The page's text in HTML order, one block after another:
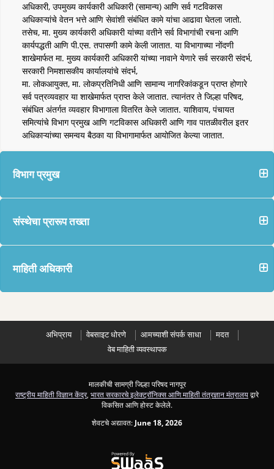
अधिकारी, उपमुख्य कार्यकारी अधिकारी (सामान्य) आणि सर्व गटविकास
अधिकाऱ्यांचे वेतन भत्ते आणि सेवांशी संबंधित कामे यांचा आढावा घेतला जातो.
तसेच, मा. मुख्य कार्यकारी अधिकारी यांच्या वतीने सर्व विभागांची रचना आणि
कार्यपद्धती आणि पी.एस. तपासणी कामे केली जातात. या विभागाच्या नोंदणी
शाखेमार्फत मा. मुख्य कार्यकारी अधिकारी यांच्या नावाने येणारे सर्व सरकारी संदर्भ,
सरकारी निमशासकीय कार्यालयांचे संदर्भ,
मा. लोकआयुक्त, मा. लोकप्रतिनिधी आणि सामान्य नागरिकांकडून प्राप्त होणारे
सर्व पत्रव्यवहार या शाखेमार्फत प्राप्त केले जातात. त्यानंतर ते जिल्हा परिषद,
संबंधित अंतर्गत व्यवहार विभागाला वितरित केले जातात. याशिवाय, पंचायत
समित्यांचे विभाग प्रमुख आणि गटविकास अधिकारी आणि गाव पातळीवरील इतर
अधिकाऱ्यांच्या समन्वय बैठका या विभागामार्फत आयोजित केल्या जातात.
विभाग प्रमुख
संस्थेचा प्रारूप तख्ता
माहिती अधिकारी
अभिप्राय वेबसाइट धोरणे आमच्याशी संपर्क साधा
मदत
वेब माहिती व्यवस्थापक
मालकीची सामग्री जिल्हा परिषद नागपूर
राष्ट्रीय माहिती विज्ञान केंद्र, भारत सरकारचे इलेक्ट्रॉनिक्स आणि माहिती तंत्रज्ञान मंत्रालयद्वारे
विकसित आणि होस्ट केलेले.
शेवटचे अद्यावत: June 18, 2026